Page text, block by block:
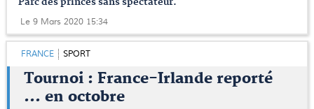
Le 9 Mars 2020 15:34
FRANCE SPORT
Tournoi : France-Irlande reporté
… en octobre